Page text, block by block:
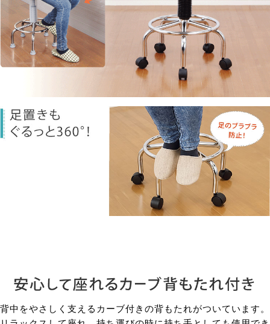
背中をやさしく支えるカーブ付きの背もたれがついています。